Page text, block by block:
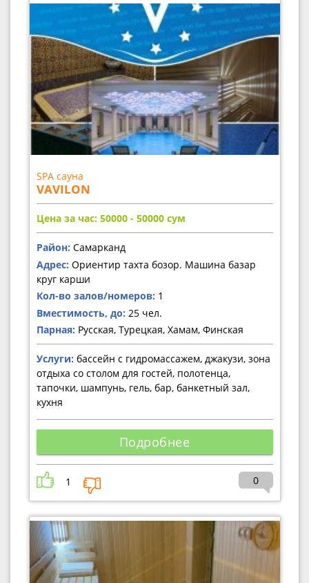
SPA сауна
VAVILON
Цена за час: 50000 - 50000 сум
Район: Самарканд
Адрес: Ориентир тахта бозор. Машина базар
круг карши
Кол-во залов/номеров: 1
Вместимость, до: 25 чел.
Парная: Русская, Турецкая, Хамам, Финская
Услуги: бассейн с гидромассажем, джакузи, зона
отдыха со столом для гостей, полотенца,
тапочки, шампунь, гель, бар, банкетный зал,
кухня
Подробнее
1 0